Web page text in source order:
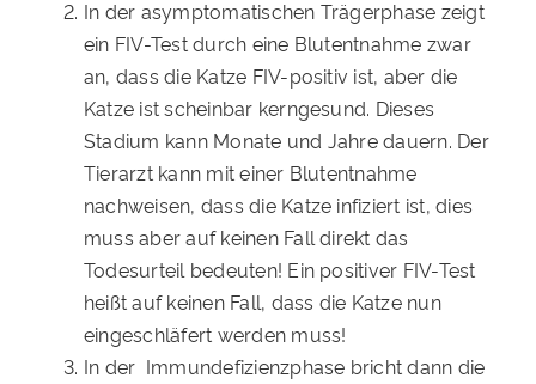
In der asymptomatischen Trägerphase zeigt
ein FIV-Test durch eine Blutentnahme zwar
an, dass die Katze FIV-positiv ist, aber die
Katze ist scheinbar kerngesund. Dieses
Stadium kann Monate und Jahre dauern. Der
Tierarzt kann mit einer Blutentnahme
nachweisen, dass die Katze infiziert ist, dies
muss aber auf keinen Fall direkt das
Todesurteil bedeuten! Ein positiver FIV-Test
heißt auf keinen Fall, dass die Katze nun
eingeschläfert werden muss!
In der Immundefizienzphase bricht dann die